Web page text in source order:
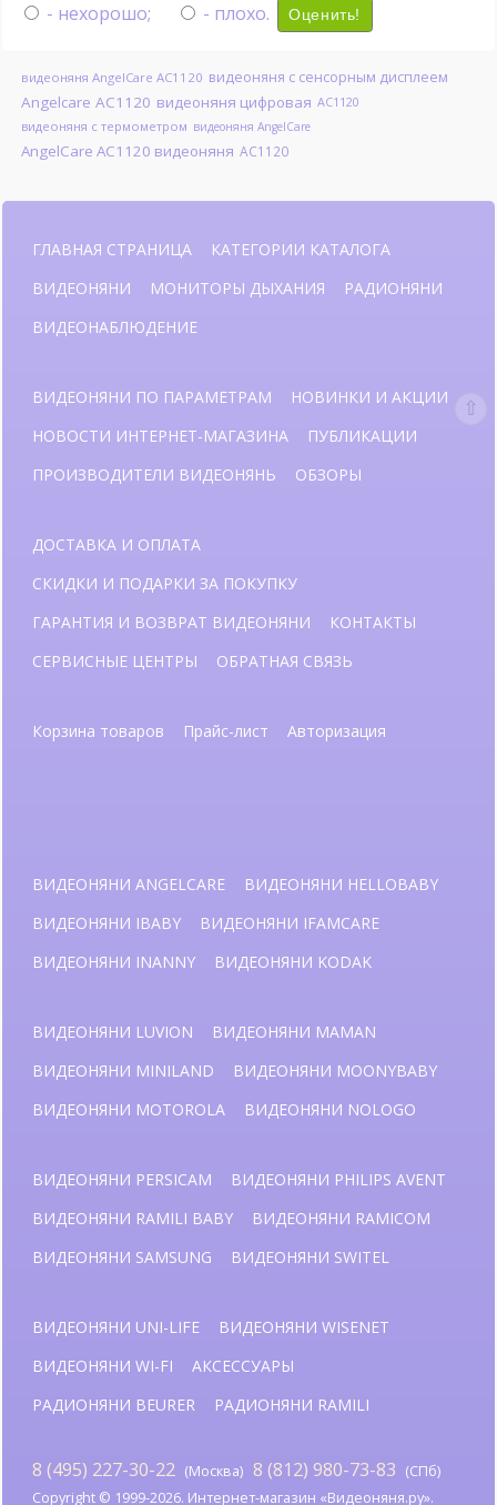
- нехорошо;
- плохо. Оценить!
видеоняня AngelCare AC1120 видеоняня с сенсорным дисплеем
Angelcare AC1120 видеоняня цифровая AC1120
видеоняня с термометром видеоняня AngelCare
AngelCare AC1120 видеоняня AC1120
ГЛАВНАЯ СТРАНИЦА
КАТЕГОРИИ КАТАЛОГА
ВИДЕОНЯНИ
МОНИТОРЫ ДЫХАНИЯ
РАДИОНЯНИ
ВИДЕОНАБЛЮДЕНИЕ
ВИДЕОНЯНИ ПО ПАРАМЕТРАМ
НОВИНКИ И АКЦИИ
НОВОСТИ ИНТЕРНЕТ-МАГАЗИНА
ПУБЛИКАЦИИ
ПРОИЗВОДИТЕЛИ ВИДЕОНЯНЬ
ОБЗОРЫ
ДОСТАВКА И ОПЛАТА
СКИДКИ И ПОДАРКИ ЗА ПОКУПКУ
ГАРАНТИЯ И ВОЗВРАТ ВИДЕОНЯНИ
КОНТАКТЫ
СЕРВИСНЫЕ ЦЕНТРЫ
ОБРАТНАЯ СВЯЗЬ
Корзина товаров Прайс-лист Авторизация
ВИДЕОНЯНИ ANGELCARE
ВИДЕОНЯНИ HELLOBABY
ВИДЕОНЯНИ IBABY
ВИДЕОНЯНИ IFAMCARE
ВИДЕОНЯНИ INANNY
ВИДЕОНЯНИ KODAK
ВИДЕОНЯНИ LUVION
ВИДЕОНЯНИ MAMAN
ВИДЕОНЯНИ MINILAND
ВИДЕОНЯНИ MOONYBABY
ВИДЕОНЯНИ MOTOROLA
ВИДЕОНЯНИ NOLOGO
ВИДЕОНЯНИ PERSICAM
ВИДЕОНЯНИ PHILIPS AVENT
ВИДЕОНЯНИ RAMILI BABY
ВИДЕОНЯНИ RAMICOM
ВИДЕОНЯНИ SAMSUNG
ВИДЕОНЯНИ SWITEL
ВИДЕОНЯНИ UNI-LIFE
ВИДЕОНЯНИ WISENET
ВИДЕОНЯНИ WI-FI
АКСЕССУАРЫ
РАДИОНЯНИ BEURER
РАДИОНЯНИ RAMILI
8 (495) 227-30-22 (Москва) 8 (812) 980-73-83 (СПб)
Copyright © 1999-2026. Интернет-магазин «Видеоняня.ру».